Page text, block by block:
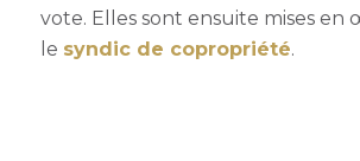
vote. Elles sont ensuite mises
le syndic de copropriété.